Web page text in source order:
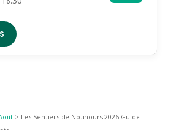
> Les Sentiers de Nounours 2026 Guide